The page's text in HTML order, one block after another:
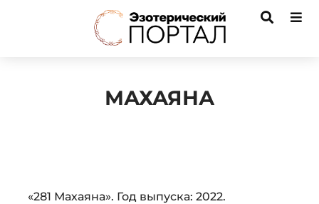
МАХАЯНА
Audio
«281 Махаяна». Год выпуска: 2022.